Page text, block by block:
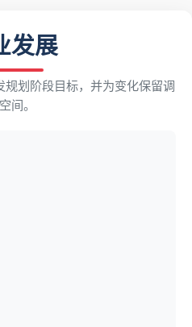
发展
划阶段目标，并为变化保留调
间。